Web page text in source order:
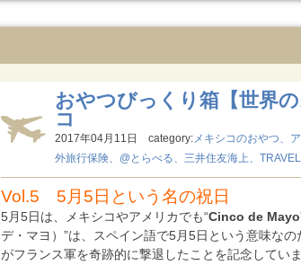
おやつびっくり箱【世界
コ
2017年04月11日 category:メキシコのおやつ、
外旅行保険、@とらべる、三井住友海上、
Vol.5 5月5日という名の祝日
5月5日は、メキシコやアメリカでも“Cinco de Mayo
デ・マヨ）”は、スペイン語で5月5日という意味な
がフランス軍を奇跡的に撃退したことを記念してい